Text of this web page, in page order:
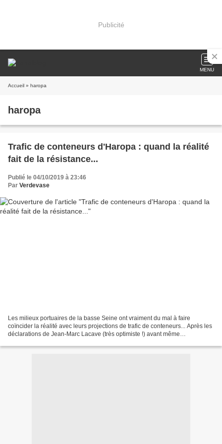
Publicité
MENU
Accueil » haropa
haropa
Trafic de conteneurs d'Haropa : quand la réalité
fait de la résistance...
Publié le 04/10/2019 à 23:46
Par Verdevase
Les milieux portuaires de la basse Seine ont vraiment du mal à faire
coïncider la réalité avec leurs projections de trafic de conteneurs... Après les
déclarations de Jean-Marc Lacave (très optimiste !) avant même